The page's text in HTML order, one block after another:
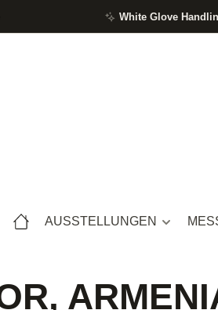
White Glove
AUSSTELLUNGEN